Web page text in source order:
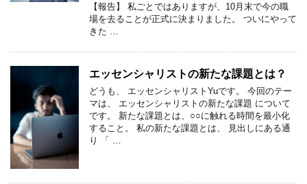
【報告】 私ごとではありますが、10月末で今の職
場を去ることが正式に決まりました。 ついにやって
きた …
エッセンシャリストの新たな課題とは？
どうも、 エッセンシャリストYuです。 今回のテー
マは、 エッセンシャリストの新たな課題 について
です。 新たな課題とは、○○に触れる時間を最小化
すること。 私の新たな課題とは、 見出しにある通
り 「 …